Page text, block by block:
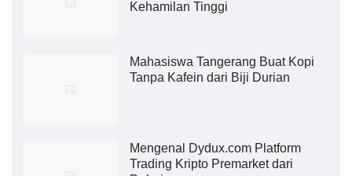
Kehamilan Tinggi
Mahasiswa Tangerang Buat Kopi
Tanpa Kafein dari Biji Durian
Mengenal Dydux.com Platform
Trading Kripto Premarket dari